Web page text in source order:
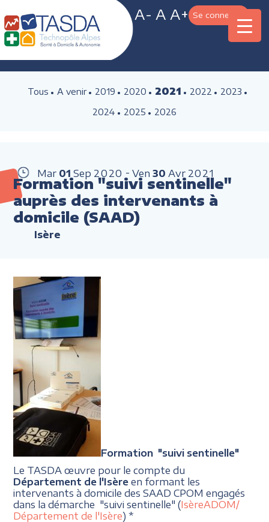
A- A A+ Se connecter
Tous A venir 2019 2020 2021 2022
2023
2024
2025 2026
Mar 01 Sep 2020 Ven 30 Avr 2021
Formation "suivi sentinelle"
auprès des intervenants à
domicile (SAAD)
Isère
Formation "suivi sentinelle"
Le TASDA œuvre pour le compte du
Département de l'Isère en formant les
intervenants à domicile des SAAD CPOM engagés
dans la démarche "suivi sentinelle" (IsèreADOM/
Département de l'Isère) *